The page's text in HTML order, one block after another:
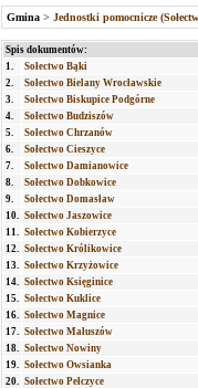
Gmina> Jednostki pomocnicze
Spis dokumentów:
1.
Sołectwo Bąki
2.
Sołectwo Bielany Wrocławskie
3.
Sołectwo Biskupice Podgórne
4.
Sołectwo Budziszów
5.
Sołectwo Chrzanów
6.
Sołectwo Cieszyce
7.
Sołectwo Damianowice
8.
Sołectwo Dobkowice
9.
Sołectwo Domasław
10. Sołectwo Jaszowice
11. Sołectwo Kobierzyce
12. Sołectwo Królikowice
13. Sołectwo Krzyżowice
14. Sołectwo Księginice
15. Sołectwo Kuklice
16. Sołectwo Magnice
17. Sołectwo Małuszów
18. Sołectwo Nowiny
19. Sołectwo Owsianka
20. Sołectwo Pełczyce